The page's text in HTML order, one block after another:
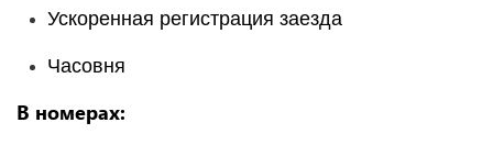
Ускоренная регистрация заезда
Часовня
В номерах: